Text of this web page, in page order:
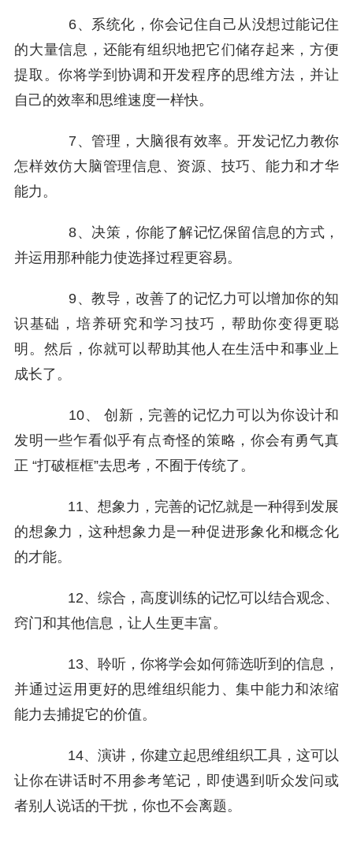
6、系统化，你会记住自己从没想过能记住
的大量信息，还能有组织地把它们储存起来，方便
提取。你将学到协调和开发程序的思维方法，并让
自己的效率和思维速度一样快。
7、管理，大脑很有效率。开发记忆力教你
怎样效仿大脑管理信息、资源、技巧、能力和才华
能力。
8、决策，你能了解记忆保留信息的方式，
并运用那种能力使选择过程更容易。
9、教导，改善了的记忆力可以增加你的知
识基础，培养研究和学习技巧，帮助你变得更聪
明。然后，你就可以帮助其他人在生活中和事业上
成长了。
10、 创新，完善的记忆力可以为你设计和
发明一些乍看似乎有点奇怪的策略，你会有勇气真
正 “打破框框”去思考，不囿于传统了。
11、想象力，完善的记忆就是一种得到发展
的想象力，这种想象力是一种促进形象化和概念化
的才能。
12、综合，高度训练的记忆可以结合观念、
窍门和其他信息，让人生更丰富。
13、聆听，你将学会如何筛选听到的信息，
并通过运用更好的思维组织能力、集中能力和浓缩
能力去捕捉它的价值。
14、演讲，你建立起思维组织工具，这可以
让你在讲话时不用参考笔记，即使遇到听众发问或
者别人说话的干扰，你也不会离题。